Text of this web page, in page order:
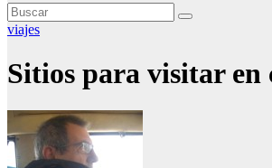
viajes
Sitios para visitar en